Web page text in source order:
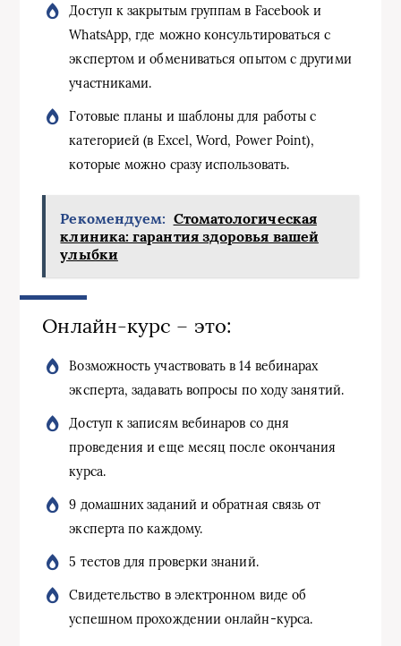
Доступ к закрытым группам в Facebook и
WhatsApp, где можно консультироваться с
экспертом и обмениваться опытом с другими
участниками.
Готовые планы и шаблоны для работы с
категорией (в Excel, Word, Power Point),
которые можно сразу использовать.
Рекомендуем: Стоматологическая
клиника: гарантия здоровья вашей
улыбки
Онлайн-курс – это:
Возможность участвовать в 14 вебинарах
эксперта, задавать вопросы по ходу занятий.
Доступ к записям вебинаров со дня
проведения и еще месяц после окончания
курса.
9 домашних заданий и обратная связь от
эксперта по каждому.
5 тестов для проверки знаний.
Свидетельство в электронном виде об
успешном прохождении онлайн-курса.